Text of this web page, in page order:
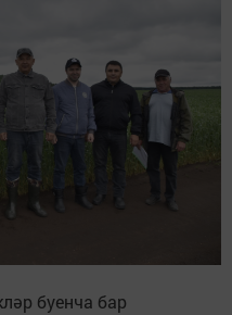
буенча бар